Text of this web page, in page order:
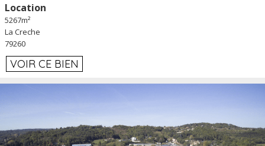
Location
5267m²
La Creche
79260
VOIR CE BIEN